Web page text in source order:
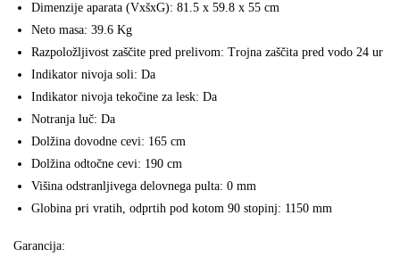
Dimenzije aparata (VxšxG): 81.5 x 59.8 x 55 cm
Neto masa: 39.6 Kg
Razpoložljivost zaščite pred prelivom: Trojna zaščita pred vodo 24 ur
Indikator nivoja soli: Da
Indikator nivoja tekočine za lesk: Da
Notranja luč: Da
Dolžina dovodne cevi: 165 cm
Dolžina odtočne cevi: 190 cm
Višina odstranljivega delovnega pulta: 0 mm
Globina pri vratih, odprtih pod kotom 90 stopinj: 1150 mm
Garancija: